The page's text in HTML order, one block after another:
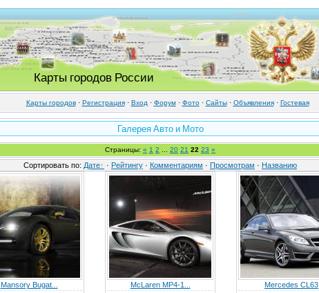
Карты городов России
Карты городов· Регистрация· Вход · Форум· Фото· Cайты· Объявления· Гостевая
Галерея Авто и Мото
Страницы: « 1 2 20 21 22 23 »
Сортировать по: Дате · Рейтингу · Комментариям · Просмотрам · Названию
Mansory Bugat... McLaren MP4-1... Mercedes CL63